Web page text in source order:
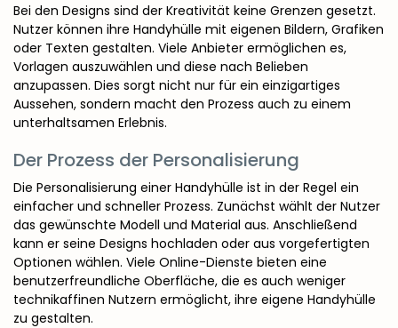
Bei den Designs sind der Kreativität keine Grenzen gesetzt.
Nutzer können ihre Handyhülle mit eigenen Bildern, Grafiken
oder Texten gestalten. Viele Anbieter ermöglichen es,
Vorlagen auszuwählen und diese nach Belieben
anzupassen. Dies sorgt nicht nur für ein einzigartiges
Aussehen, sondern macht den Prozess auch zu einem
unterhaltsamen Erlebnis.
Der Prozess der Personalisierung
Die Personalisierung einer Handyhülle ist in der Regel ein
einfacher und schneller Prozess. Zunächst wählt der Nutzer
das gewünschte Modell und Material aus. Anschließend
kann er seine Designs hochladen oder aus vorgefertigten
Optionen wählen. Viele Online-Dienste bieten eine
benutzerfreundliche Oberfläche, die es auch weniger
technikaffinen Nutzern ermöglicht, ihre eigene Handyhülle
zu gestalten.